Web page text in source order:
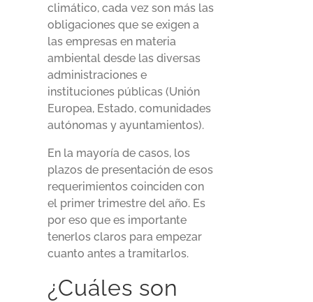
climático, cada vez son más las
obligaciones que se exigen a
las empresas en materia
ambiental desde las diversas
administraciones e
instituciones públicas (Unión
Europea, Estado, comunidades
autónomas y ayuntamientos).
En la mayoría de casos, los
plazos de presentación de esos
requerimientos coinciden con
el primer trimestre del año. Es
por eso que es importante
tenerlos claros para empezar
cuanto antes a tramitarlos.
¿Cuáles son